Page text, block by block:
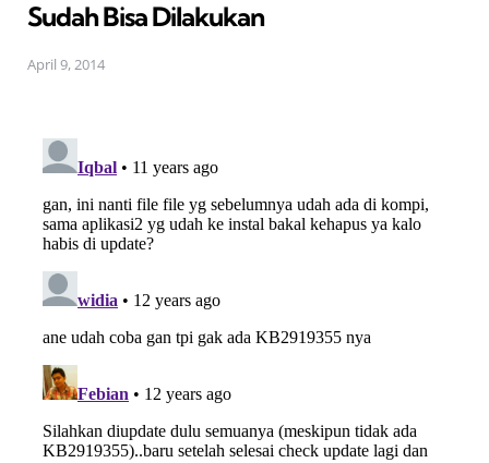
Sudah Bisa Dilakukan
April 9, 2014